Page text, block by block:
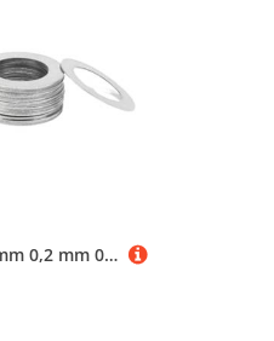
10–100 Stück 0,1 mm 0,2 mm 0,3 mm 0,5 mm 1 mm Edelstahl-Unterlegscheibe, dünne Dichtung, hochpräzise Einstelldichtung M1.6 bis M30(M8x13 50pcs,0.5mm thickness)